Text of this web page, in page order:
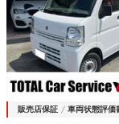
販売店保証 車両状態評価